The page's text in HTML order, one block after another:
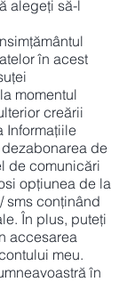
alegeți să-l
în acest
momentul
creării
Informațiile
de
de comunicări
opţiunea de la
sms conţinând
În plus, puteți
accesarea
meu.
în